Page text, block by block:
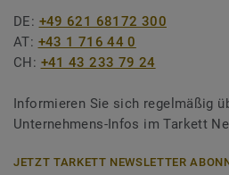
DE: +49 621 68172 300
AT: +43 1 716 44 0
CH: +41 43 233 79 24
Informieren Sie sich regelmäßig
Unternehmens-Infos im Tarkett
JETZT TARKETT NEWSLETTER